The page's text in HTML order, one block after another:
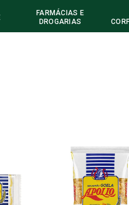
FARMÁCIAS E
DROGARIAS